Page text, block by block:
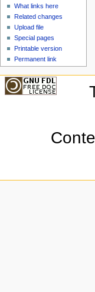
What links here
Related changes
Upload file
Special pages
Printable version
Permanent link